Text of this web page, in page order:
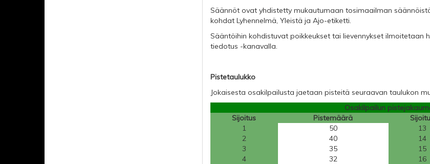
Säännöt ovat yhdistetty mukautumaan tosimaailman
kohdat Lyhennelmä, Yleistä ja Ajo-etiketti.
Sääntöihin kohdistuvat poikkeukset tai lievennykset ilmoitetaan
tiedotus -kanavalla.
Pistetaulukko
Jokaisesta osakilpailusta jaetaan pisteitä seuraavan taulukon
Osakilpailun
Sijoitus
Pistemäärä
1
50 13
2
40 14
3
35 15
4
32 16